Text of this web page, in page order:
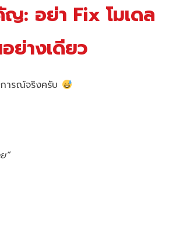
ญ: อย่า Fix โมเดล
ย่างเดียว
ารณ์จริงครับ
”